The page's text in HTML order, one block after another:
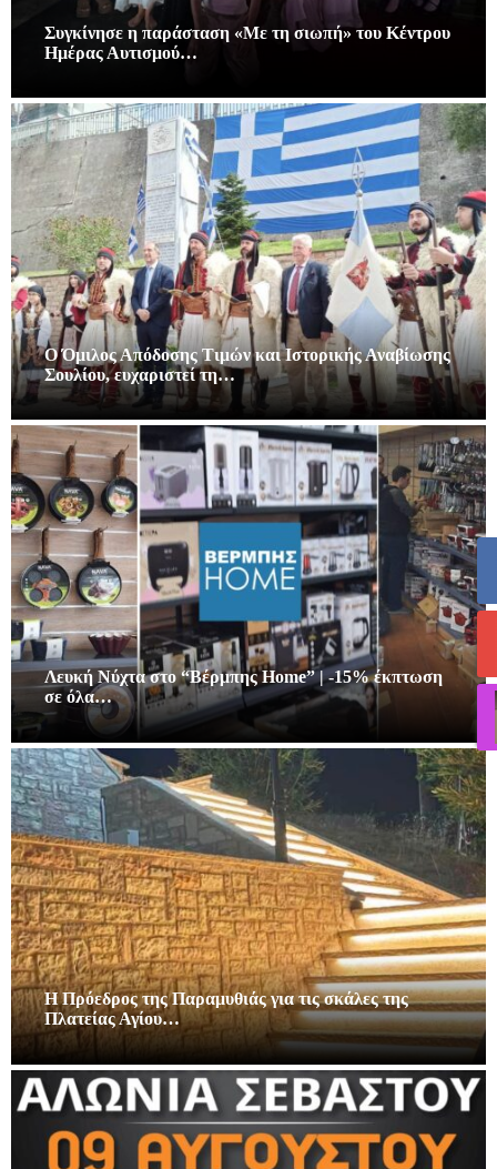
Συγκίνησε η παράσταση «Με τη σιωπή» του Κέντρου
Ημέρας Αυτισμού…
Ο Όμιλος Απόδοσης Τιμών και Ιστορικής Αναβίωσης
Σουλίου, ευχαριστεί τη…
Λευκή Νύχτα στο “Βέρμπης Home” | -15% έκπτωση
σε όλα…
Η Πρόεδρος της Παραμυθιάς για τις σκάλες της
Πλατείας Αγίου…